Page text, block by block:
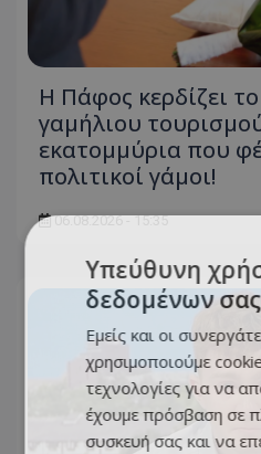
Η Πάφος κερδίζει
γαμήλιου
εκατομμύρια που
πολιτικοί γάμοι!
06.08.2026 - 15:35
Υπεύθυνη
δεδομένων σας
Εμείς και οι
χρησιμοποιούμε
τεχνολογίες για να
έχουμε πρόσβαση σε
συσκευή σας και να